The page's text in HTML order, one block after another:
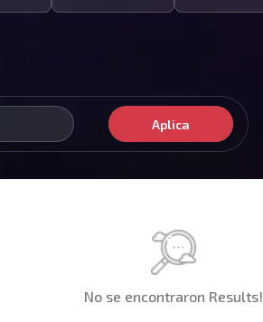
Aplica
No se encontraron Results!